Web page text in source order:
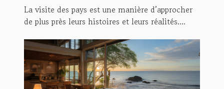
La visite des pays est une manière d’approcher
de plus près leurs histoires et leurs réalités....